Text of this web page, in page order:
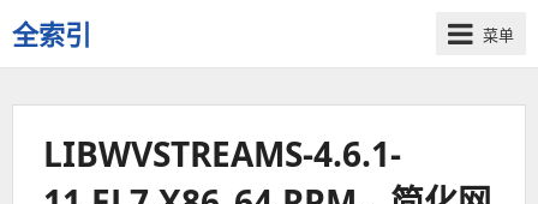
全索引
一
些
菜单
LIBWVSTREAMS-4.6.1-